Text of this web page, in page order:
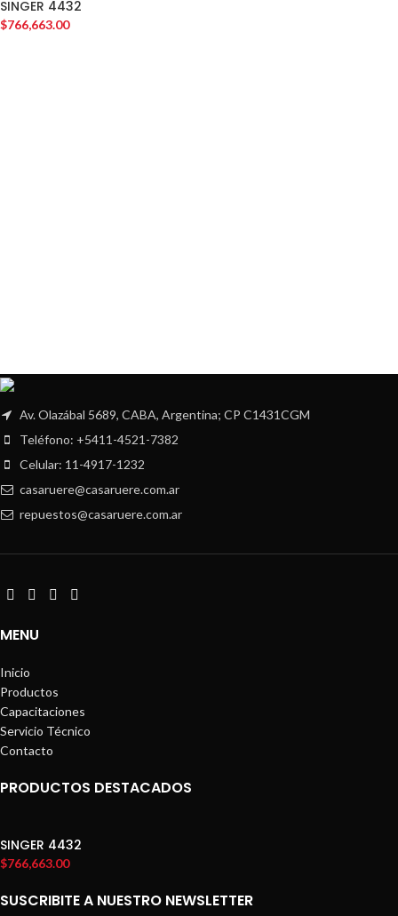
SINGER 4432
$766,663.00
Av. Olazábal 5689, CABA, Argentina; CP C1431CGM
Teléfono: +5411-4521-7382
Celular: 11-4917-1232
casaruere@casaruere.com.ar
repuestos@casaruere.com.ar
MENU
Inicio
Productos
Capacitaciones
Servicio Técnico
Contacto
PRODUCTOS DESTACADOS
SINGER 4432
$766,663.00
SUSCRIBITE A NUESTRO NEWSLETTER